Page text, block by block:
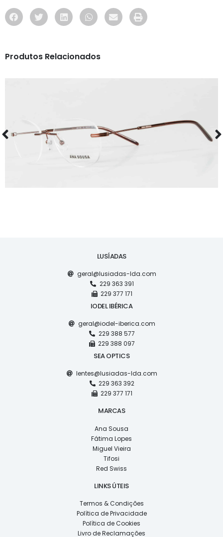
Produtos Relacionados
AS1130
LUSÍADAS
geral@lusiadas-lda.com
229 363 391
229 377 171
IODEL IBÉRICA
geral@iodel-iberica.com
229 388 577
229 388 097
SEA OPTICS
lentes@lusiadas-lda.com
229 363 392
229 377 171
MARCAS
Ana Sousa
Fátima Lopes
Miguel Vieira
Tifosi
Red Swiss
LINKS ÚTEIS
Termos & Condições
Política de Privacidade
Política de Cookies
Livro de Reclamações